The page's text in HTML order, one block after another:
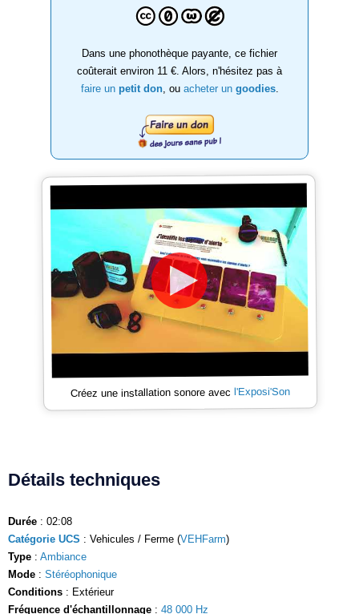
Dans une phonothèque payante, ce fichier
coûterait environ 11 €. Alors, n'hésitez pas à
faire un petit don, ou acheter un goodies.
Créez une installation sonore avecl'Exposi'Son
Détails techniques
Durée : 02:08
Catégorie UCS : Vehicules / Ferme (VEHFarm)
Type : Ambiance
Mode : Stéréophonique
Conditions : Extérieur
Fréquence d'échantillonnage : 48 000 Hz